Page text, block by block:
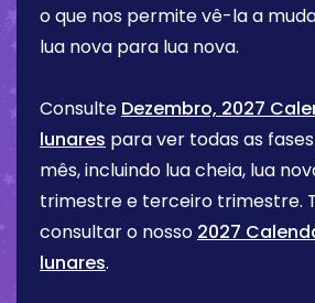
o que nos permite vê-la a
lua nova para lua nova.
Consulte Dezembro, 2027
lunares para ver todas as
mês, incluindo lua cheia, lua
trimestre e terceiro trimestre.
consultar o nosso 2027
lunares.